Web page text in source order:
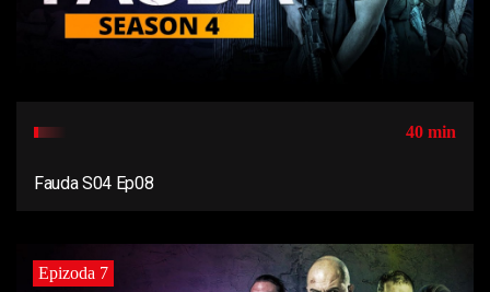
40 min
Fauda S04 Ep08
Epizoda 7